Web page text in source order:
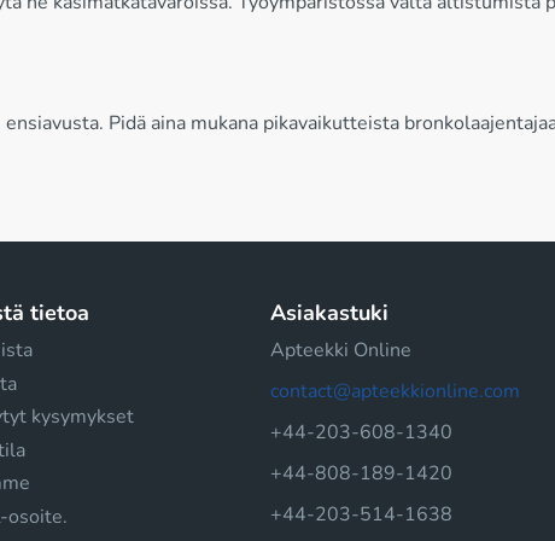
Pidä aina mukana pikavaikutteista
tietoa
kysymykset
osoite.
Asiakastuki
Apteekki Online
contact@apteekkionline.com
+44-203-608-1340
+44-808-189-1420
+44-203-514-1638